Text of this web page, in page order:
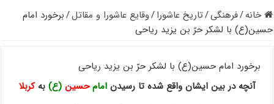
خانه/فرهنگی/تاریخ عاشورا/وقایع عاشورا و مقاتل/برخورد امام
حسین(ع) با لشکر حرّ بن یزید ریاحی
برخورد امام حسین(ع) با لشکر حرّ بن یزید ریاحی
آنچه در بین ایشان واقع شده تا رسیدن امامحسین (ع) بهکربلا